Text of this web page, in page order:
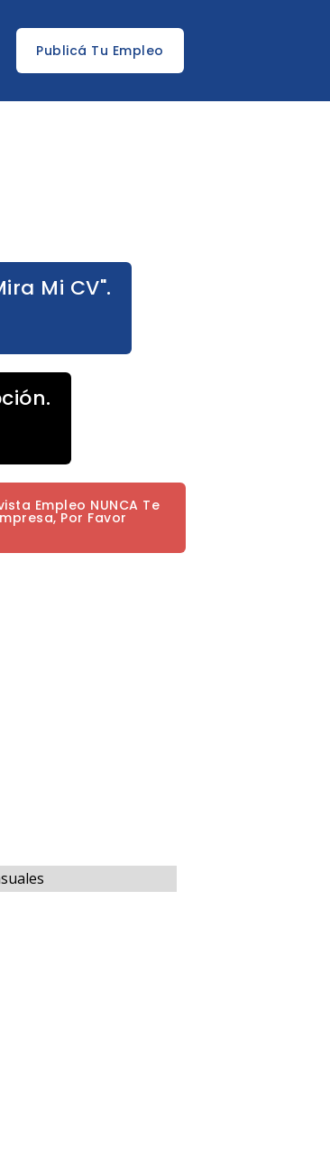
Publicá Tu Empleo
Mi CV".
Empleo NUNCA Te
Por Favor